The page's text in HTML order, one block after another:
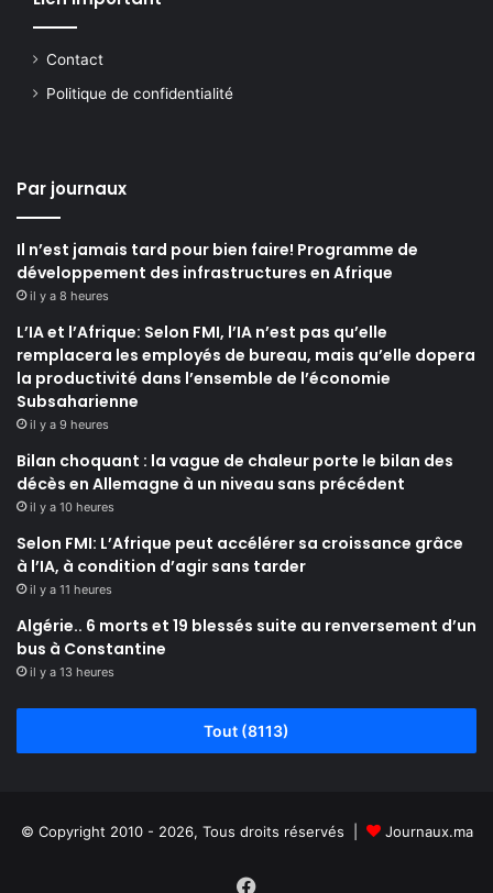
Contact
Politique de confidentialité
Par journaux
Il n’est jamais tard pour bien faire! Programme de
développement des infrastructures en Afrique
il y a 8 heures
L’IA et l’Afrique: Selon FMI, l’IA n’est pas qu’elle
remplacera les employés de bureau, mais qu’elle dopera
la productivité dans l’ensemble de l’économie
Subsaharienne
il y a 9 heures
Bilan choquant : la vague de chaleur porte le bilan des
décès en Allemagne à un niveau sans précédent
il y a 10 heures
Selon FMI: L’Afrique peut accélérer sa croissance grâce
à l’IA, à condition d’agir sans tarder
il y a 11 heures
Algérie.. 6 morts et 19 blessés suite au renversement d’un
bus à Constantine
il y a 13 heures
Tout (8113)
© Copyright 2010 - 2026, Tous droits réservés | Journaux.ma
Facebook